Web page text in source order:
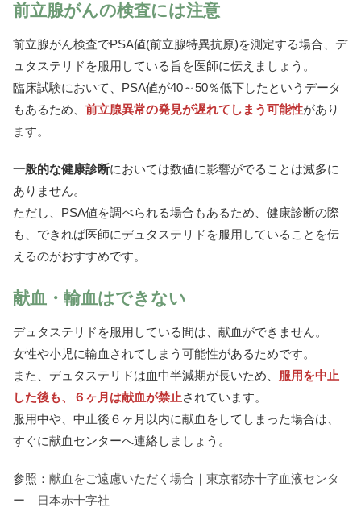
前立腺がんの検査には注意
前立腺がん検査でPSA値(前立腺特異抗原)を測定する場合、デ
ュタステリドを服用している旨を医師に伝えましょう。
臨床試験において、PSA値が40～50％低下したというデータ
もあるため、 前立腺異常の発見が遅れてしまう可能性があり
ます。
一般的な健康診断においては数値に影響がでることは滅多に
ありません。
ただし、PSA値を調べられる場合もあるため、健康診断の際
も、できれば医師にデュタステリドを服用していることを伝
えるのがおすすめです。
献血・輸血はできない
デュタステリドを服用している間は、献血ができません。
女性や小児に輸血されてしまう可能性があるためです。
また、デュタステリドは血中半減期が長いため、 服用を中止
した後も、６ヶ月は献血が禁止されています。
服用中や、中止後６ヶ月以内に献血をしてしまった場合は、
すぐに献血センターへ連絡しましょう。
参照： 献血をご遠慮いただく場合｜東京都赤十字血液センタ
ー｜日本赤十字社